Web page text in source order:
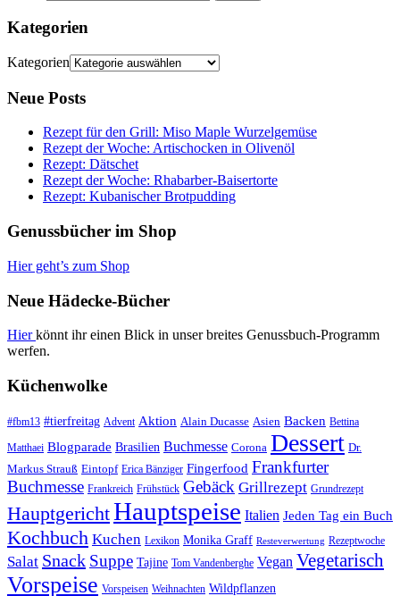
Kategorien
Kategorien
Neue Posts
Rezept für den Grill: Miso Maple Wurzelgemüse
Rezept der Woche: Artischocken in Olivenöl
Rezept: Dätschet
Rezept der Woche: Rhabarber-Baisertorte
Rezept: Kubanischer Brotpudding
Genussbücher im Shop
Hier geht’s zum Shop
Neue Hädecke-Bücher
Hierkönnt ihr einen Blick in unser breites Genussbuch-Programm
werfen.
Küchenwolke
#fbm13 #tierfreitag Advent Aktion Alain Ducasse Asien Backen Bettina
Matthaei Blogparade Brasilien Buchmesse Corona Dessert Dr.
Markus Strauß Eintopf Erica Bänziger Fingerfood Frankfurter
Buchmesse Frankreich Frühstück Gebäck Grillrezept Grundrezept
HauptgerichtHauptspeise Italien Jeden Tag ein Buch
Kochbuch Kuchen Lexikon Monika Graff Resteverwertung Rezeptwoche
Salat Snack Suppe Tajine Tom Vandenberghe Vegan Vegetarisch
Vorspeise Vorspeisen Weihnachten Wildpflanzen